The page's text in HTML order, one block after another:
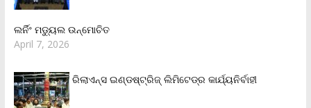
ଲର୍ନିଂ ମଡ୍ୟୁଲ ଉନ୍ମୋଚିତ
April 7, 2026
ରିଲାଏନ୍‌ସ ଇଣ୍ଡଷ୍ଟ୍ରିଜ୍ ଲିମିଟେଡ୍‌ର କାର୍ଯ୍ୟନିର୍ବାହୀ